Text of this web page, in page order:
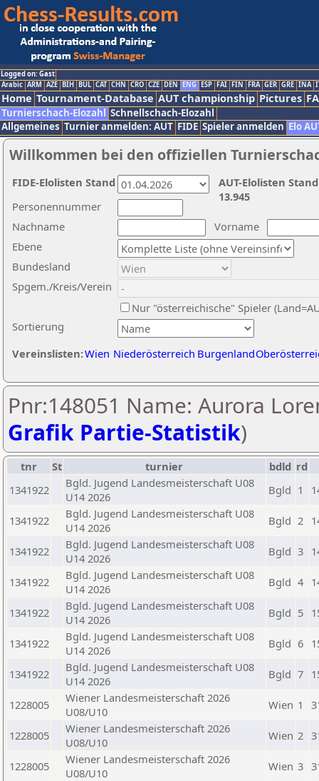
Logged on: Gast
Arabic ARM AZE BIH BUL CAT CHN CRO CZE DEN ENG ESP FAI FIN FRA GER GRE INA
Home Tournament-Database AUT championship Pictures
Turnierschach-Elozahl Schnellschach-Elozahl
Allgemeines Turnier anmelden: AUT FIDE Spieler anmelden Elo
Willkommen bei den offiziellen
Nachname
Vorname
Ebene
Sortierung
Personennummer
Bundesland
Spgem./Kreis/Verein
Nur "österreichische" Spieler
Vereinslisten:Wien Niederösterreich Burgenland
AUT-Elolisten
13.945
FIDE-Elolisten Stand
Pnr:148051 Name: Aurora
Grafik Partie-Statistik)
tnr St turnier bdld rd
1341922
Bgld. Jugend Landesmeisterschaft U08
U14 2026
Bgld 1
1341922
Bgld. Jugend Landesmeisterschaft U08
U14 2026
Bgld 2
1341922
Bgld. Jugend Landesmeisterschaft U08
U14 2026
Bgld 3
1341922
Bgld. Jugend Landesmeisterschaft U08
U14 2026
Bgld 4
1341922
Bgld. Jugend Landesmeisterschaft U08
U14 2026
Bgld 5
1341922
Bgld. Jugend Landesmeisterschaft U08
U14 2026
Bgld 6
1341922
Bgld. Jugend Landesmeisterschaft U08
U14 2026
Bgld 7
1228005
Wiener Landesmeisterschaft 2026
U08/U10
Wien 1
1228005
Wiener Landesmeisterschaft 2026
U08/U10
Wien 2
1228005
Wiener Landesmeisterschaft 2026
U08/U10
Wien 3